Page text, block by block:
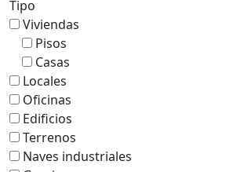
Tipo
Viviendas
Pisos
Casas
Locales
Oficinas
Edificios
Terrenos
Naves industriales